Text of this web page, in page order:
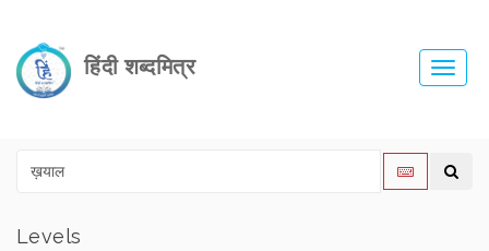
हिंदी शब्दमित्र
Levels